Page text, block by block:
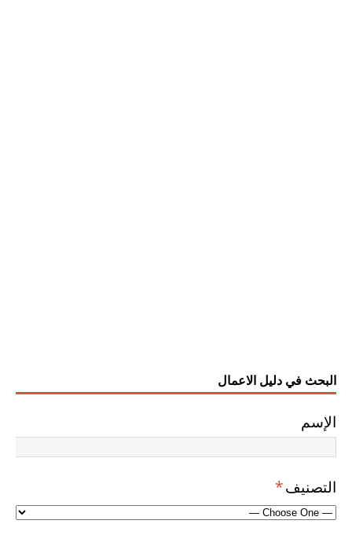
البحث في دليل الاعمال
الإسم
التصنيف*